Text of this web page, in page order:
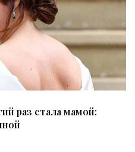
раз стала мамой: